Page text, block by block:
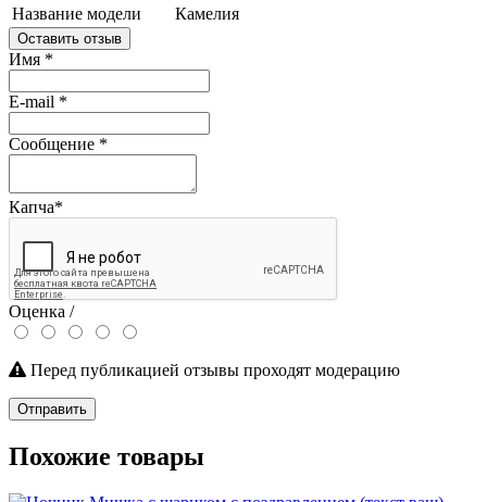
Название модели
Камелия
Оставить отзыв
Имя *
E-mail *
Сообщение *
Капча*
Оценка /
Перед публикацией отзывы проходят модерацию
Отправить
Похожие товары